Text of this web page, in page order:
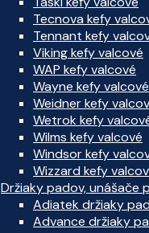
Tecnova kefy
Tennant kefy
Viking kefy valcové
WAP kefy valcové
Wayne kefy valcové
Weidner kefy
Wetrok kefy
Wilms kefy valcové
Windsor kefy
Wizzard kefy
Držiaky padov, unášače
Adiatek držiaky
Advance držiaky